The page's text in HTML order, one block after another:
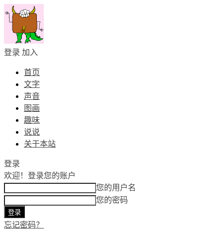
登录 加入
首页
文字
声音
图画
趣味
说说
关于本站
登录
欢迎！ 登录您的账户
您的用户名
您的密码
忘记密码？